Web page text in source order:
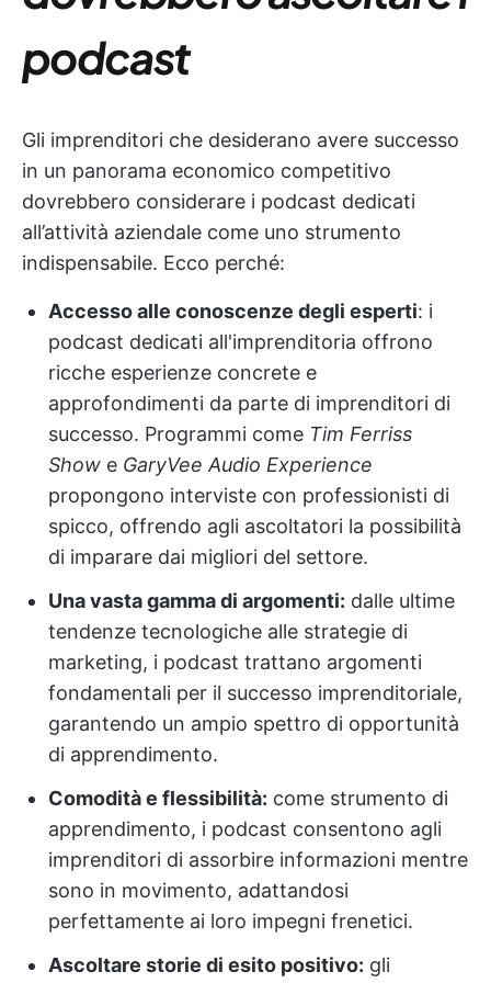
podcast
Gli imprenditori che desiderano avere successo
in un panorama economico competitivo
dovrebbero considerare i podcast dedicati
all’attività aziendale come uno strumento
indispensabile. Ecco perché:
Accesso alle conoscenze degli esperti: i
podcast dedicati all'imprenditoria offrono
ricche esperienze concrete e
approfondimenti da parte di imprenditori di
successo. Programmi come Tim Ferriss
Show e GaryVee Audio Experience
propongono interviste con professionisti di
spicco, offrendo agli ascoltatori la possibilità
di imparare dai migliori del settore.
Una vasta gamma di argomenti: dalle ultime
tendenze tecnologiche alle strategie di
marketing, i podcast trattano argomenti
fondamentali per il successo imprenditoriale,
garantendo un ampio spettro di opportunità
di apprendimento.
Comodità e flessibilità: come strumento di
apprendimento, i podcast consentono agli
imprenditori di assorbire informazioni mentre
sono in movimento, adattandosi
perfettamente ai loro impegni frenetici.
Ascoltare storie di esito positivo: gli